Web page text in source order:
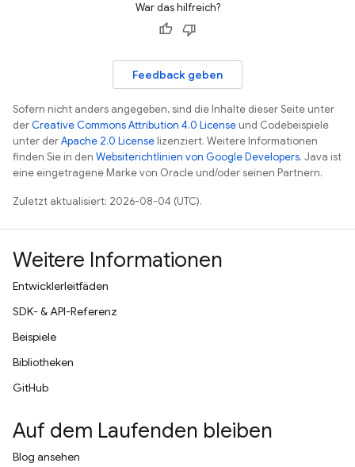
War das hilfreich?
Feedback geben
Sofern nicht anders angegeben, sind die Inhalte dieser Seite unter
derCreative Commons Attribution 4.0 License und Codebeispiele
unter derApache 2.0 License lizenziert. Weitere Informationen
finden Sie in den Websiterichtlinien von Google Developers. Java ist
eine eingetragene Marke von Oracle und/oder seinen Partnern.
Zuletzt aktualisiert: 2026-08-04 (UTC).
Weitere Informationen
Entwicklerleitfäden
SDK- & API-Referenz
Beispiele
Bibliotheken
GitHub
Auf dem Laufenden bleiben
Blog ansehen